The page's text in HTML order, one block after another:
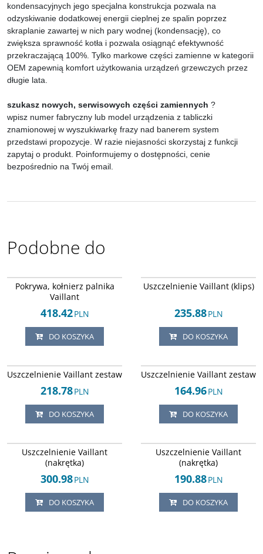
kondensacyjnych jego specjalna konstrukcja pozwala na
odzyskiwanie dodatkowej energii cieplnej ze spalin poprzez
skraplanie zawartej w nich pary wodnej (kondensację), co
zwiększa sprawność kotła i pozwala osiągnąć efektywność
przekraczającą 100%. Tylko markowe części zamienne w kategorii
OEM zapewnią komfort użytkowania urządzeń grzewczych przez
długie lata.
szukasz nowych, serwisowych części zamiennych ?
wpisz numer fabryczny lub model urządzenia z tabliczki
znamionowej w wyszukiwarkę frazy nad banerem system
przedstawi propozycje. W razie niejasności skorzystaj z funkcji
zapytaj o produkt. Poinformujemy o dostępności, cenie
bezpośrednio na Twój email.
Podobne do
Pokrywa, kołnierz palnika
Vaillant
418.42PLN
DO KOSZYKA
Uszczelnienie Vaillant (klips)
235.88PLN
DO KOSZYKA
Uszczelnienie Vaillant zestaw
218.78PLN
DO KOSZYKA
Uszczelnienie Vaillant zestaw
164.96PLN
DO KOSZYKA
Uszczelnienie Vaillant
(nakrętka)
300.98PLN
DO KOSZYKA
Uszczelnienie Vaillant
(nakrętka)
190.88PLN
DO KOSZYKA